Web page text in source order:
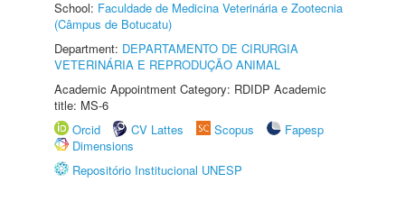
School: Faculdade de Medicina Veterinária e Zootecnia
(Câmpus de Botucatu)
Department: DEPARTAMENTO DE CIRURGIA
VETERINÁRIA E REPRODUÇÃO ANIMAL
Academic Appointment Category: RDIDP Academic
title: MS-6
Orcid
CV Lattes Scopus
Fapesp
Dimensions
Repositório Institucional UNESP